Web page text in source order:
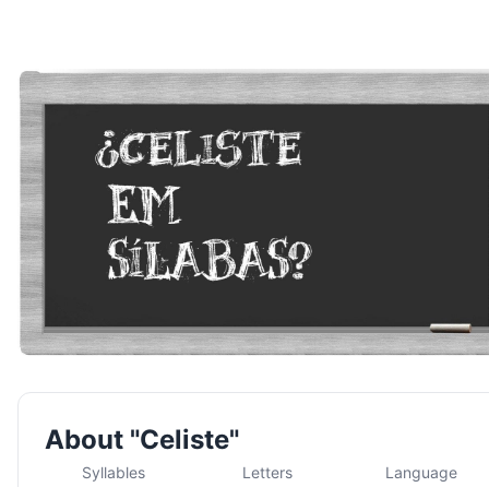
About "Celiste"
Syllables Letters Language